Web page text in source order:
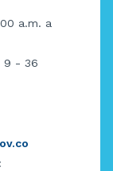
a.m. a
9 - 36